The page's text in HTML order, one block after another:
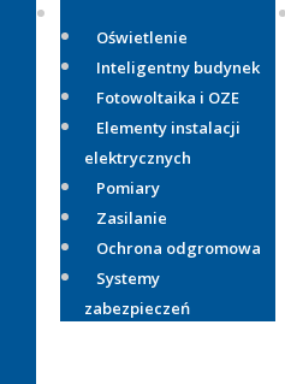
Oświetlenie
Inteligentny budynek
Fotowoltaika i OZE
Elementy instalacji
elektrycznych
Pomiary
Zasilanie
Ochrona odgromowa
Systemy
zabezpieczeń